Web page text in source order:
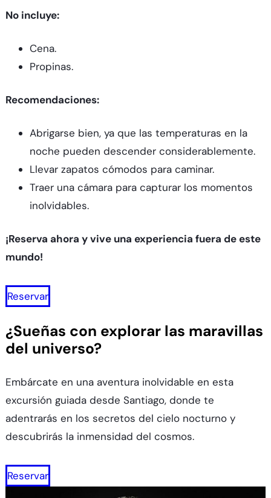
No incluye:
Cena.
Propinas.
Recomendaciones:
Abrigarse bien, ya que las temperaturas en la
noche pueden descender considerablemente.
Llevar zapatos cómodos para caminar.
Traer una cámara para capturar los momentos
inolvidables.
¡Reserva ahora y vive una experiencia fuera de este
mundo!
Reservar
¿Sueñas con explorar las maravillas
del universo?
Embárcate en una aventura inolvidable en esta
excursión guiada desde Santiago, donde te
adentrarás en los secretos del cielo nocturno y
descubrirás la inmensidad del cosmos.
Reservar